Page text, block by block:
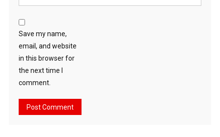
Save my name,
email, and website
in this browser for
the next time I
comment.